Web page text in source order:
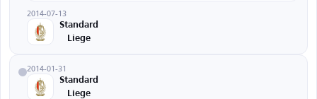
2014-07-13
Standard
Liege
2014-01-31
Standard
Liege